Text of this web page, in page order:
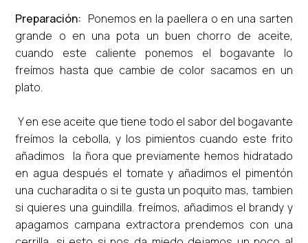
Preparación: Ponemos en la paellera o en una sarten
grande o en una pota un buen chorro de aceite,
cuando este caliente ponemos el bogavante lo
freímos hasta que cambie de color sacamos en un
plato.
Y en ese aceite que tiene todo el sabor del bogavante
freímos la cebolla, y los pimientos cuando este frito
añadimos la ñora que previamente hemos hidratado
en agua después el tomate y añadimos el pimentón
una cucharadita o si te gusta un poquito mas, tambien
si quieres una guindilla. freímos, añadimos el brandy y
apagamos campana extractora prendemos con una